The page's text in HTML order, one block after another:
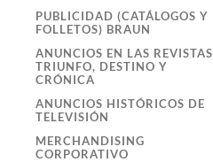
PUBLICIDAD (CATÁLOGOS Y
FOLLETOS) BRAUN
ANUNCIOS EN LAS REVISTAS
TRIUNFO, DESTINO Y
CRÓNICA
ANUNCIOS HISTÓRICOS DE
TELEVISIÓN
MERCHANDISING
CORPORATIVO